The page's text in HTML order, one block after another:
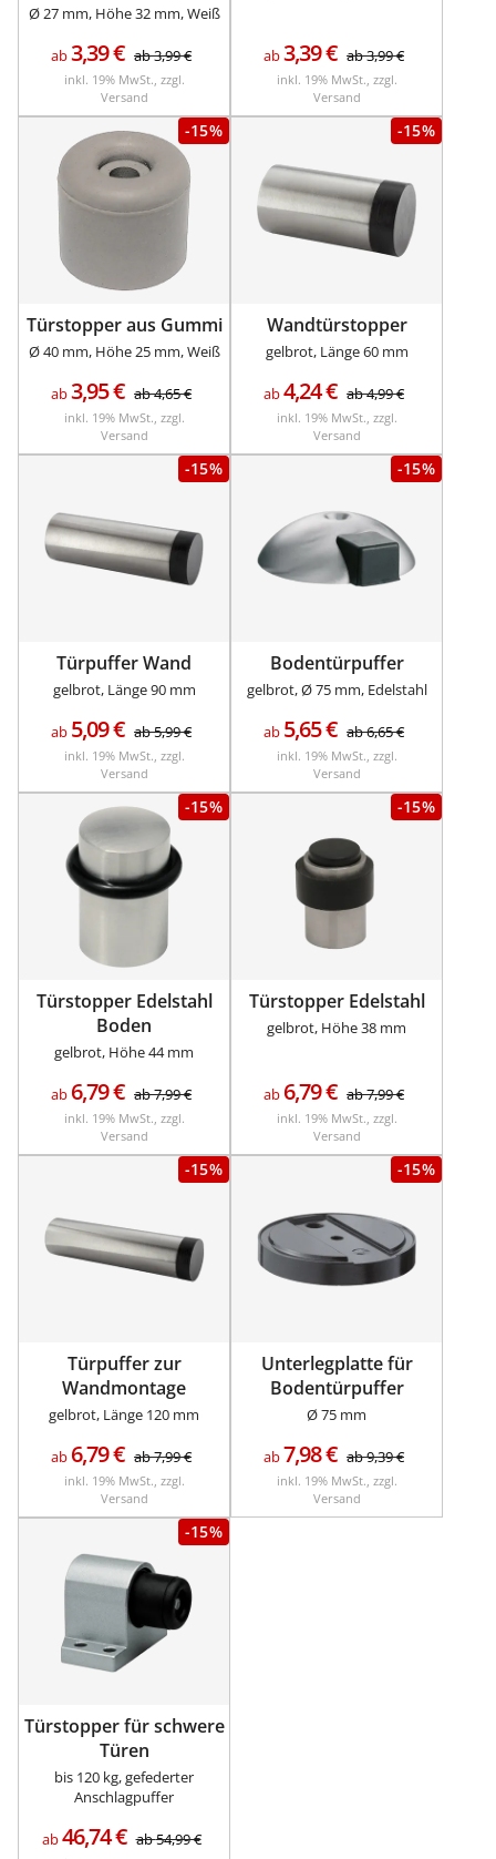
Ø 27 mm, Höhe 32 mm, Weiß
ab3,39€ ab3,99€
inkl. 19% MwSt., zzgl.
Versand
ab3,39€ ab3,99€
inkl. 19% MwSt., zzgl.
Versand
-15%
Türstopper aus Gummi
Ø 40 mm, Höhe 25 mm, Weiß
ab3,95€ ab4,65€
inkl. 19% MwSt., zzgl.
Versand
-15%
Wandtürstopper
gelbrot, Länge 60 mm
ab4,24€ ab4,99€
inkl. 19% MwSt., zzgl.
Versand
-15%
Türpuffer Wand
gelbrot, Länge 90 mm
ab 5,09€ ab5,99€
inkl. 19% MwSt., zzgl.
Versand
-15%
Bodentürpuffer
gelbrot, Ø 75 mm, Edelstahl
ab 5,65€ ab6,65€
inkl. 19% MwSt., zzgl.
Versand
-15%
Türstopper Edelstahl
Boden
gelbrot, Höhe 44 mm
ab 6,79€ ab7,99€
inkl. 19% MwSt., zzgl.
Versand
-15%
Türstopper Edelstahl
gelbrot, Höhe 38 mm
ab 6,79€ ab7,99€
inkl. 19% MwSt., zzgl.
Versand
-15%
Türpuffer zur
Wandmontage
gelbrot, Länge 120 mm
ab 6,79€ ab7,99€
inkl. 19% MwSt., zzgl.
Versand
-15%
Unterlegplatte für
Bodentürpuffer
Ø 75 mm
ab7,98€ ab9,39€
inkl. 19% MwSt., zzgl.
Versand
-15%
Türstopper für schwere
Türen
bis 120 kg, gefederter
Anschlagpuffer
ab46,74€ ab54,99€